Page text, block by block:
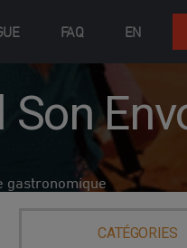
FAQ EN
gastronomique
CATÉGORIES